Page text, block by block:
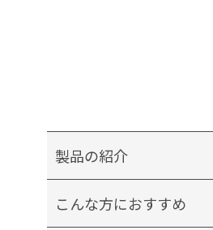
製品の紹介
こんな方におすすめ